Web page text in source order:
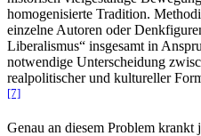
homogenisierte Tradition.
einzelne Autoren oder
Liberalismus“ insgesamt in
notwendige Unterscheidung
realpolitischer und kultureller
[7]
Genau an diesem Problem krankt